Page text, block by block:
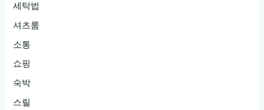
세탁법
셔츠룸
소통
쇼핑
숙박
스릴